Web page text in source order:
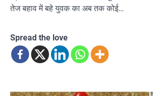
तेज बहाव में बहे युवक का अब तक कोई…
Spread the love